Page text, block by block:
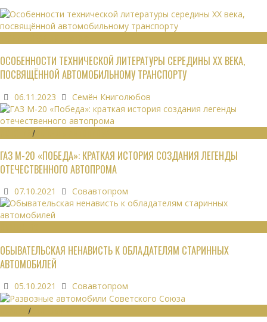
ОСОБЕННОСТИ ТЕХНИЧЕСКОЙ ЛИТЕРАТУРЫ СЕРЕДИНЫ XX ВЕКА,
ПОСВЯЩЁННОЙ АВТОМОБИЛЬНОМУ ТРАНСПОРТУ
06.11.2023 Семён Книголюбов
/
ГАЗ М-20 «ПОБЕДА»: КРАТКАЯ ИСТОРИЯ СОЗДАНИЯ ЛЕГЕНДЫ
ОТЕЧЕСТВЕННОГО АВТОПРОМА
07.10.2021 Совавтопром
ОБЫВАТЕЛЬСКАЯ НЕНАВИСТЬ К ОБЛАДАТЕЛЯМ СТАРИННЫХ
АВТОМОБИЛЕЙ
05.10.2021 Совавтопром
/